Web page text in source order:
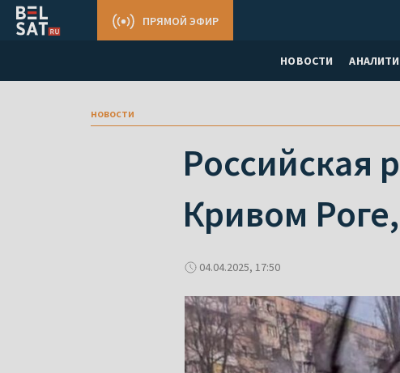
НОВОСТИ
ПРЯМОЙ ЭФИР
новости
Российская
Кривом
04.04.2025, 17:50